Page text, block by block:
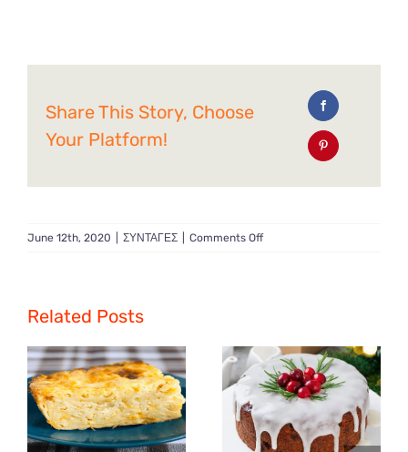
Share This Story, Choose
Your Platform!
June 12th, 2020 ΣΥΝΤΑΓΕΣ Comments Offon
Related Posts